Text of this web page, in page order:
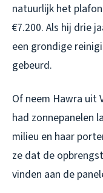
natuurlijk het
€7.200. Als hij drie
een grondige
gebeurd.
Of neem Hawra uit
had zonnepanelen
milieu en haar
ze dat de
vinden aan de